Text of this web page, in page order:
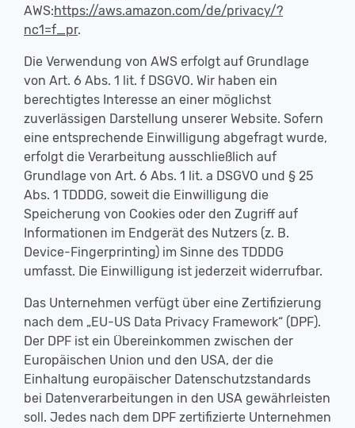
AWS:https://aws.amazon.com/de/privacy/?
nc1=f_pr.
Die Verwendung von AWS erfolgt auf Grundlage
von Art. 6 Abs. 1 lit. f DSGVO. Wir haben ein
berechtigtes Interesse an einer möglichst
zuverlässigen Darstellung unserer Website. Sofern
eine entsprechende Einwilligung abgefragt wurde,
erfolgt die Verarbeitung ausschließlich auf
Grundlage von Art. 6 Abs. 1 lit. a DSGVO und § 25
Abs. 1 TDDDG, soweit die Einwilligung die
Speicherung von Cookies oder den Zugriff auf
Informationen im Endgerät des Nutzers (z. B.
Device-Fingerprinting) im Sinne des TDDDG
umfasst. Die Einwilligung ist jederzeit widerrufbar.
Das Unternehmen verfügt über eine Zertifizierung
nach dem „EU-US Data Privacy Framework“ (DPF).
Der DPF ist ein Übereinkommen zwischen der
Europäischen Union und den USA, der die
Einhaltung europäischer Datenschutzstandards
bei Datenverarbeitungen in den USA gewährleisten
soll. Jedes nach dem DPF zertifizierte Unternehmen